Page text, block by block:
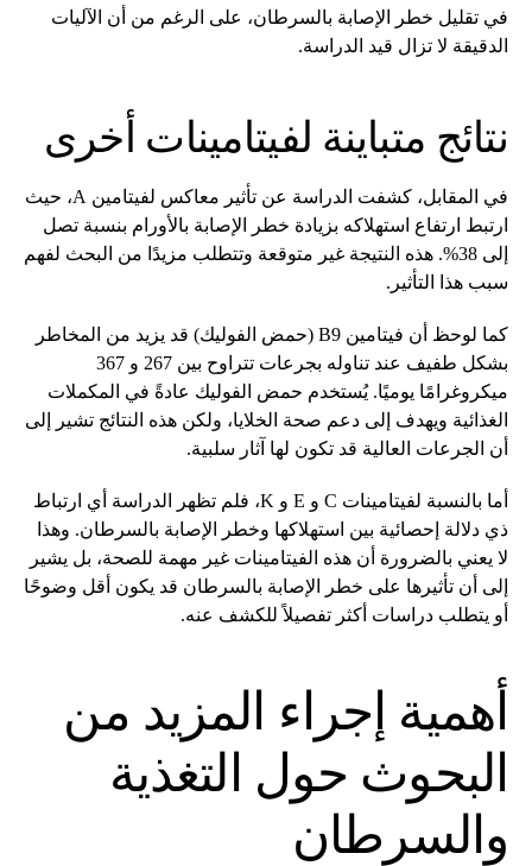
في تقليل خطر الإصابة بالسرطان، على الرغم من أن الآليات
الدقيقة لا تزال قيد الدراسة.
نتائج متباينة لفيتامينات أخرى
في المقابل، كشفت الدراسة عن تأثير معاكس لفيتامين A، حيث
ارتبط ارتفاع استهلاكه بزيادة خطر الإصابة بالأورام بنسبة تصل
إلى 38%. هذه النتيجة غير متوقعة وتتطلب مزيدًا من البحث لفهم
سبب هذا التأثير.
كما لوحظ أن فيتامين B9 (حمض الفوليك) قد يزيد من المخاطر
بشكل طفيف عند تناوله بجرعات تتراوح بين 267 و 367
ميكروغرامًا يوميًا. يُستخدم حمض الفوليك عادةً في المكملات
الغذائية ويهدف إلى دعم صحة الخلايا، ولكن هذه النتائج تشير إلى
أن الجرعات العالية قد تكون لها آثار سلبية.
أما بالنسبة لفيتامينات C و E و K، فلم تظهر الدراسة أي ارتباط
ذي دلالة إحصائية بين استهلاكها وخطر الإصابة بالسرطان. وهذا
لا يعني بالضرورة أن هذه الفيتامينات غير مهمة للصحة، بل يشير
إلى أن تأثيرها على خطر الإصابة بالسرطان قد يكون أقل وضوحًا
أو يتطلب دراسات أكثر تفصيلاً للكشف عنه.
أهمية إجراء المزيد من
البحوث حول التغذية
والسرطان